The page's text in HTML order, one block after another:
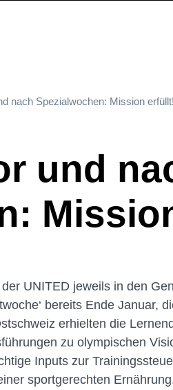
nach Spezialwochen: Mission erfüllt!
und
UNITED jeweils in den
bereits Ende Januar,
erhielten die
zu olympischen
Inputs zur
sportgerechten